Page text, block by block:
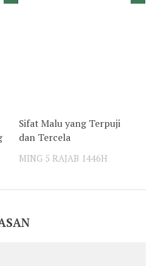
Sifat Malu yang Terpuji
dan Tercela
MING 5 RAJAB 1446H